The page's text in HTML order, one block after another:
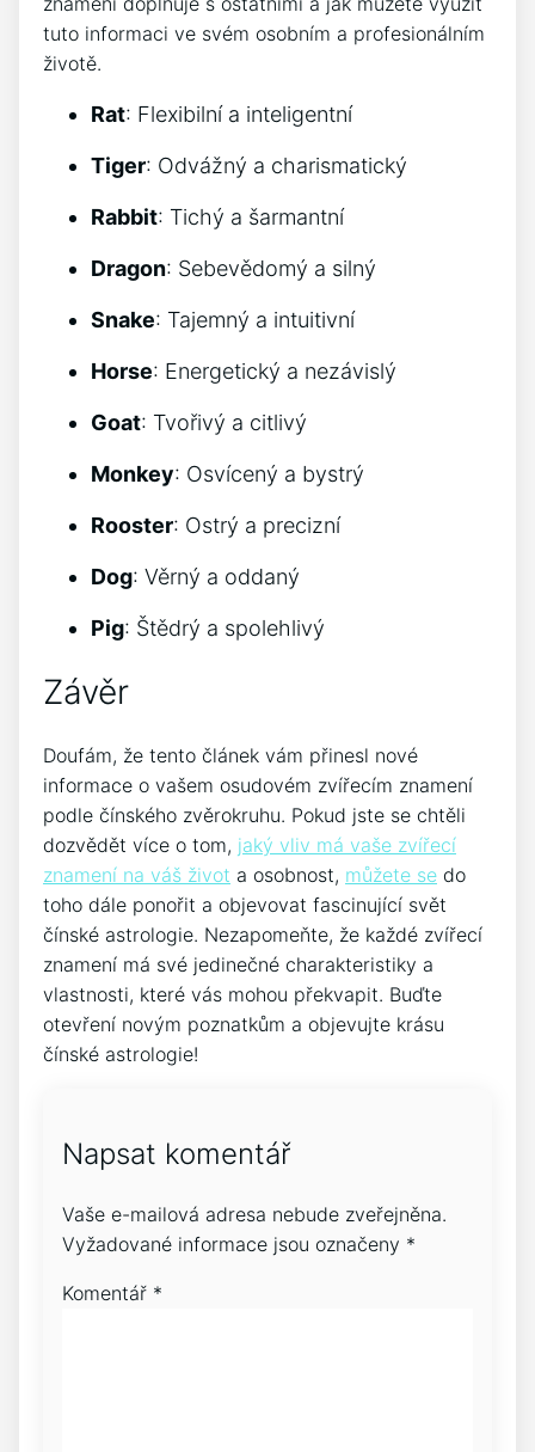
tuto informaci ve svém osobním a profesionálním
životě.
Rat: Flexibilní a inteligentní
Tiger: Odvážný a charismatický
Rabbit: Tichý a šarmantní
Dragon: Sebevědomý a silný
Snake: Tajemný a intuitivní
Horse: Energetický a nezávislý
Goat: Tvořivý a citlivý
Monkey: Osvícený a bystrý
Rooster: Ostrý a precizní
Dog: Věrný a oddaný
Pig: Štědrý a spolehlivý
Závěr
Doufám, že tento článek vám přinesl nové
informace o vašem osudovém zvířecím znamení
podle čínského zvěrokruhu. Pokud jste se chtěli
dozvědět více o tom, jaký vliv má vaše zvířecí
znamení na váš život a osobnost, můžete se do
toho dále ponořit a objevovat fascinující svět
čínské astrologie. Nezapomeňte, že každé zvířecí
znamení má své jedinečné charakteristiky a
vlastnosti, které vás mohou překvapit. Buďte
otevření novým poznatkům a objevujte krásu
čínské astrologie!
Napsat komentář
Vaše e-mailová adresa nebude zveřejněna.
Vyžadované informace jsou označeny *
Komentář *